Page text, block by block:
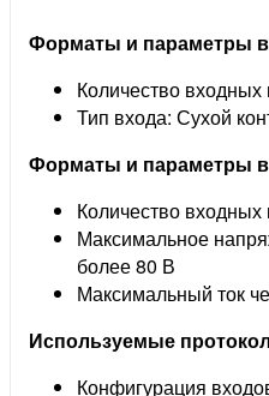
Форматы и параметры
Количество входных
Тип входа: Сухой
Форматы и параметры
Количество входных
Максимальное
более 80 В
Максимальный ток
Используемые
Конфигурация